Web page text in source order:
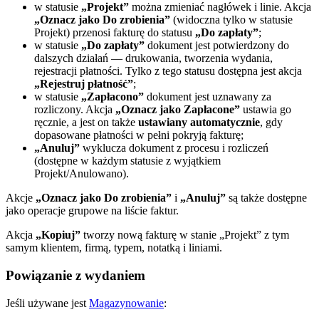
w statusie „Projekt” można zmieniać nagłówek i linie. Akcja
„Oznacz jako Do zrobienia” (widoczna tylko w statusie
Projekt) przenosi fakturę do statusu „Do zapłaty”;
w statusie „Do zapłaty” dokument jest potwierdzony do
dalszych działań — drukowania, tworzenia wydania,
rejestracji płatności. Tylko z tego statusu dostępna jest akcja
„Rejestruj płatność”;
w statusie „Zapłacono” dokument jest uznawany za
rozliczony. Akcja „Oznacz jako Zapłacone” ustawia go
ręcznie, a jest on także ustawiany automatycznie, gdy
dopasowane płatności w pełni pokryją fakturę;
„Anuluj” wyklucza dokument z procesu i rozliczeń
(dostępne w każdym statusie z wyjątkiem
Projekt/Anulowano).
Akcje „Oznacz jako Do zrobienia” i „Anuluj” są także dostępne
jako operacje grupowe na liście faktur.
Akcja „Kopiuj” tworzy nową fakturę w stanie „Projekt” z tym
samym klientem, firmą, typem, notatką i liniami.
Powiązanie z wydaniem
Jeśli używane jest Magazynowanie: